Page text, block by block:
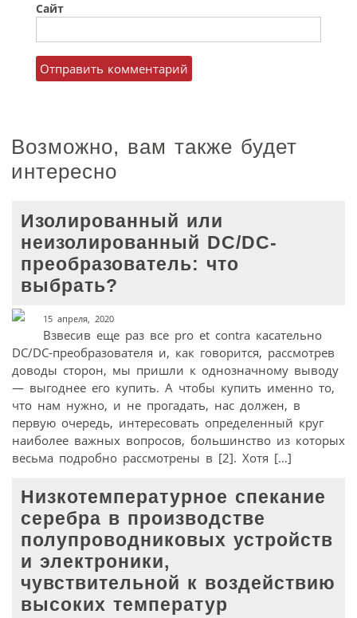
Сайт
Возможно, вам также будет
интересно
Изолированный или
неизолированный DC/DC-
преобразователь: что
выбрать?
15 апреля, 2020
Взвесив еще раз все pro et contra касательно
DC/DC-преобразователя и, как говорится, рассмотрев
доводы сторон, мы пришли к однозначному выводу
— выгоднее его купить. А чтобы купить именно то,
что нам нужно, и не прогадать, нас должен, в
первую очередь, интересовать определенный круг
наиболее важных вопросов, большинство из которых
весьма подробно рассмотрены в [2]. Хотя […]
Низкотемпературное спекание
серебра в производстве
полупроводниковых устройств
и электроники,
чувствительной к воздействию
высоких температур